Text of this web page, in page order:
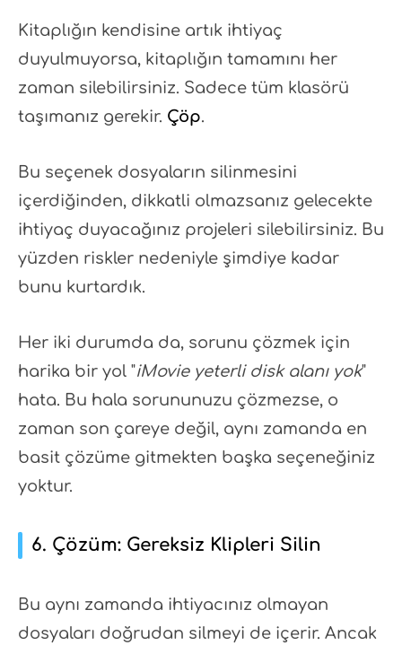
Kitaplığın kendisine artık ihtiyaç
duyulmuyorsa, kitaplığın tamamını her
zaman silebilirsiniz. Sadece tüm klasörü
taşımanız gerekir. Çöp.
Bu seçenek dosyaların silinmesini
içerdiğinden, dikkatli olmazsanız gelecekte
ihtiyaç duyacağınız projeleri silebilirsiniz. Bu
yüzden riskler nedeniyle şimdiye kadar
bunu kurtardık.
Her iki durumda da, sorunu çözmek için
harika bir yol "iMovie yeterli disk alanı yok"
hata. Bu hala sorununuzu çözmezse, o
zaman son çareye değil, aynı zamanda en
basit çözüme gitmekten başka seçeneğiniz
yoktur.
6. Çözüm: Gereksiz Klipleri Silin
Bu aynı zamanda ihtiyacınız olmayan
dosyaları doğrudan silmeyi de içerir. Ancak